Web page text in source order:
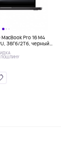
Pro 16 M4
36Гб/2Тб, черный
ПОШЛИНУ